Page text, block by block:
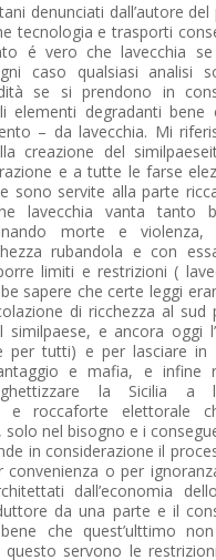
denunciati dall’autore
tecnologia e trasporti
é vero che lavecchia
caso qualsiasi analisi
se si prendono in
elementi degradanti bene
– da lavecchia. Mi
creazione del
e a tutte le farse
sono servite alla parte
lavecchia vanta tanto
morte e
rubandola e con
limiti e restrizioni (
sapere che certe leggi
di ricchezza al
similpaese, e ancora oggi
per tutti) e per lasciare in
e mafia, e infine
ghettizzare la Sicilia a
e roccaforte elettorale
nel bisogno e i
in considerazione il
convenienza o per
dall’economia
da una parte e il
che quest’ulttimo
servono le